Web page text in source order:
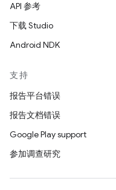
API 参考
下载 Studio
Android NDK
支持
报告平台错误
报告文档错误
Google Play support
参加调查研究